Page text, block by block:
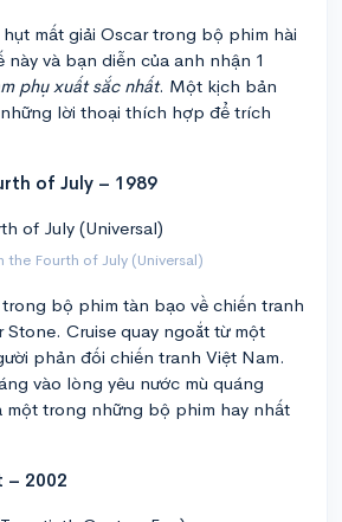
mất giải Oscar trong bộ phim hài
và bạn diễn của anh nhận 1
phụ xuất sắc nhất. Một kịch bản
lời thoại thích hợp để trích
of July – 1989
the Fourth of July (Universal)
bộ phim tàn bạo về chiến tranh
Stone. Cruise quay ngoắt từ một
phản đối chiến tranh Việt Nam.
vào lòng yêu nước mù quáng
một trong những bộ phim hay nhất
– 2002